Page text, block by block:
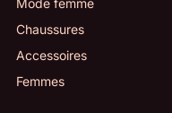
Mode femme
Chaussures
Accessoires
Femmes